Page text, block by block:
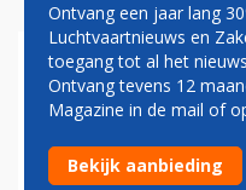
EASYJET
BAAN OP
Ontvang een jaar lang
Luchtvaartnieuws en
toegang tot al het
Ontvang tevens 12
Magazine in de mail of
Bekijk aanbieding